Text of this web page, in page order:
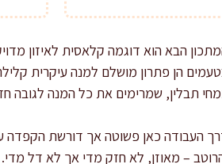
הבא הוא דוגמה קלאסית לאיזון
הן פתרון מושלם למנה עיקרית
תבלין, שמרימים את כל המנה לגובה
העבודה כאן פשוטה אך דורשת הקפדה על
– מאוזן, לא חזק מדי אך לא דל